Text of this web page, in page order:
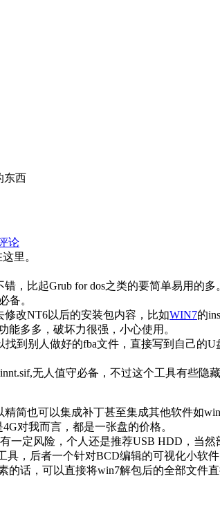
东西
论
里。
，比起Grub for dos之类的要简单易用的多
备。
修改NT6以后的安装包内容，比如WIN7的
能多多，破坏力很强，小心使用。
到别人做好的fba文件，直接写到自己的U
无人值守必备，不过这个工具有些隐
简也可以集成补丁甚至集成其他软件如
对我而言，都是一张盘的价格。
定风险，个人还是推荐USB HDD，当然
具，后者一个针对BCD编辑的可视化小软
的话，可以直接将win7解包后的全部文